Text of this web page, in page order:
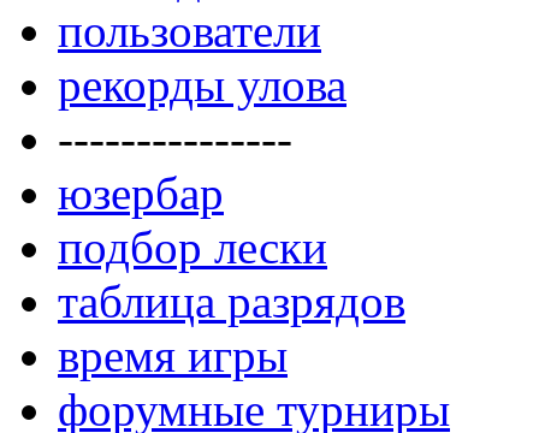
пользователи
рекорды улова
---------------
юзербар
подбор лески
таблица разрядов
время игры
форумные турниры